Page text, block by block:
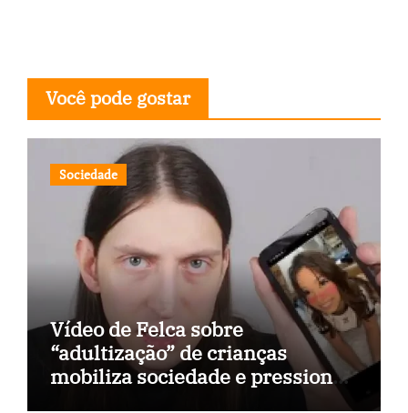
Você pode gostar
Sociedade
Vídeo de Felca sobre
“adultização” de crianças
mobiliza sociedade e pressiona